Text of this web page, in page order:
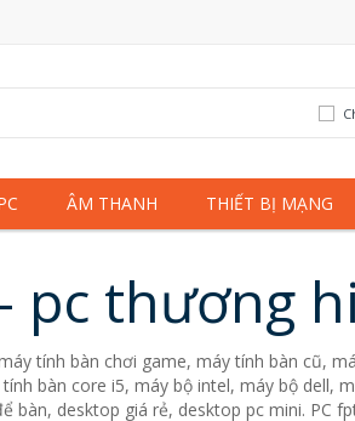
ÂM THANH THIẾT BỊ MẠNG
pc thương
tính bàn chơi game, máy tính bàn cũ,
bàn core i5, máy bộ intel, máy bộ dell,
bàn, desktop giá rẻ, desktop pc mini. PC